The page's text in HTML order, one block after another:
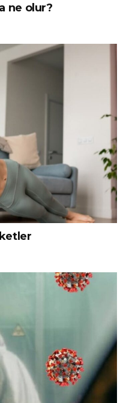
ne olur?